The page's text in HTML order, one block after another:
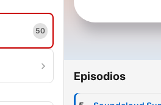
50
Episodios